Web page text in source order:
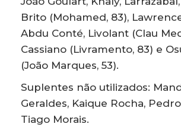
Brito (Mohamed, 83),
Abdu Conté, Livolant (Clau
Cassiano (Livramento, 83) e
(João Marques, 53).
Suplentes não utilizados:
Geraldes, Kaique Rocha,
Tiago Morais.